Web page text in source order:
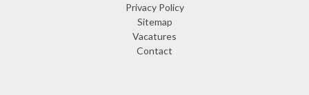
Privacy Policy
Sitemap
Vacatures
Contact